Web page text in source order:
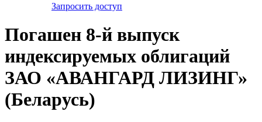
Запросить доступ
Погашен 8-й выпуск
индексируемых облигаций
ЗАО «АВАНГАРД ЛИЗИНГ»
(Беларусь)